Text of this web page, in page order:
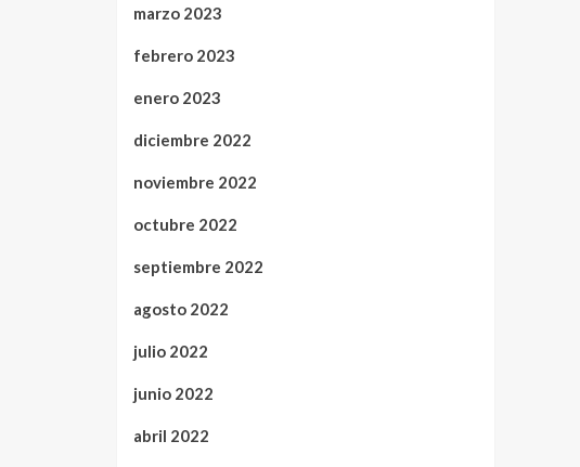
marzo 2023
febrero 2023
enero 2023
diciembre 2022
noviembre 2022
octubre 2022
septiembre 2022
agosto 2022
julio 2022
junio 2022
abril 2022